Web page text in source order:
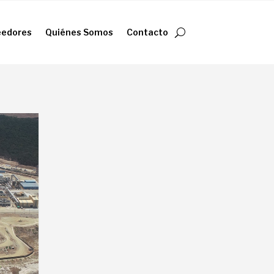
Quiénes Somos Contacto
Quiénes Somos Contacto